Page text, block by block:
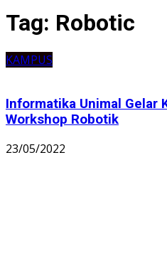
Tag: Robotic
KAMPUS
Informatika Unimal Gelar
Workshop Robotik
23/05/2022